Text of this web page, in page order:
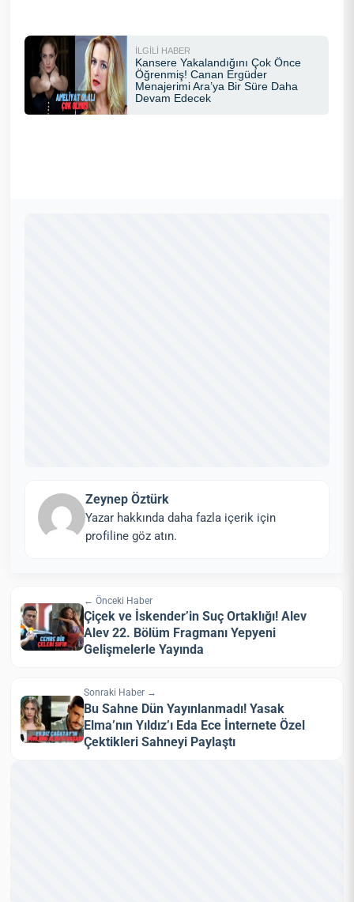
Zeynep Öztürk
Yazar hakkında daha fazla içerik için
profiline göz atın.
← Önceki Haber
Çiçek ve İskender’in Suç Ortaklığı! Alev
Alev 22. Bölüm Fragmanı Yepyeni
Gelişmelerle Yayında
Sonraki Haber →
Bu Sahne Dün Yayınlanmadı! Yasak
Elma’nın Yıldız’ı Eda Ece İnternete Özel
Çektikleri Sahneyi Paylaştı